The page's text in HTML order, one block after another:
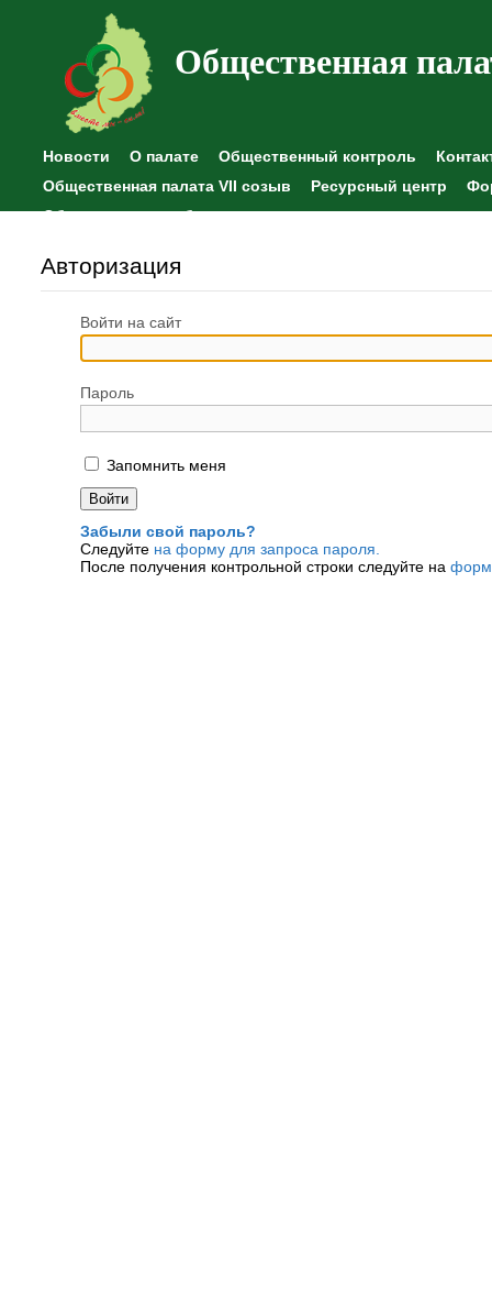
Общественная
Новости О палате Общественный контроль
Общественная палата VII созыв
Ресурсный центр
Общественные наблюдения
Авторизация
Войти на сайт
Пароль
Запомнить меня
Забыли свой пароль?
Следуйте на форму для запроса пароля.
После получения контрольной строки следуйте на